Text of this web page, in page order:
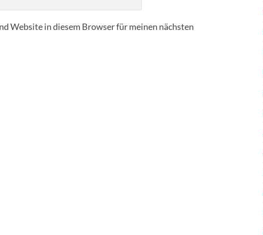
Website in diesem Browser für meinen nächsten